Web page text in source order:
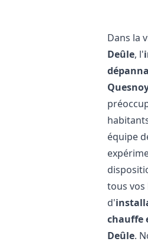
Dans la
Deûle, l'
équipe
tous vos
d'
chauffe
Deûle.